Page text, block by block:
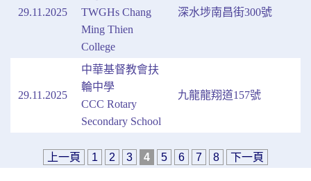
29.11.2025
TWGHs Chang
Ming Thien
College
深水埗南昌街300號
29.11.2025
中華基督教會扶
輪中學
CCC Rotary
Secondary School
九龍龍翔道157號
上一頁 1 2 3 4 5 6 7 8 下一頁